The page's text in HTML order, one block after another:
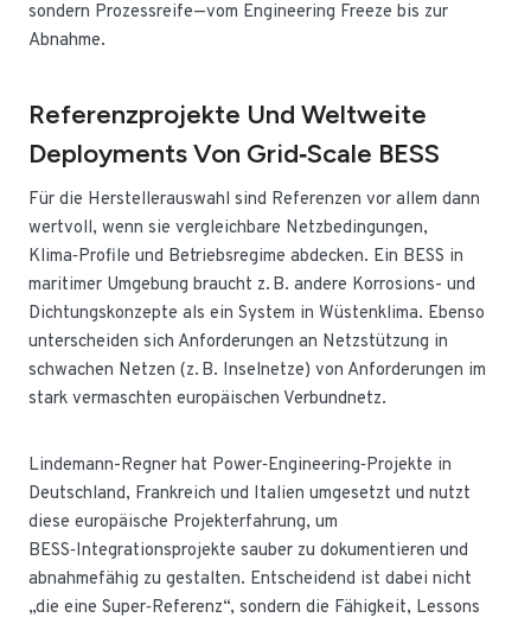
sondern Prozessreife—vom Engineering Freeze bis zur
Abnahme.
Referenzprojekte Und Weltweite
Deployments Von Grid‑Scale BESS
Für die Herstellerauswahl sind Referenzen vor allem dann
wertvoll, wenn sie vergleichbare Netzbedingungen,
Klima‑Profile und Betriebsregime abdecken. Ein BESS in
maritimer Umgebung braucht z. B. andere Korrosions- und
Dichtungskonzepte als ein System in Wüstenklima. Ebenso
unterscheiden sich Anforderungen an Netzstützung in
schwachen Netzen (z. B. Inselnetze) von Anforderungen im
stark vermaschten europäischen Verbundnetz.
Lindemann-Regner hat Power‑Engineering‑Projekte in
Deutschland, Frankreich und Italien umgesetzt und nutzt
diese europäische Projekterfahrung, um
BESS‑Integrationsprojekte sauber zu dokumentieren und
abnahmefähig zu gestalten. Entscheidend ist dabei nicht
„die eine Super‑Referenz“, sondern die Fähigkeit, Lessons